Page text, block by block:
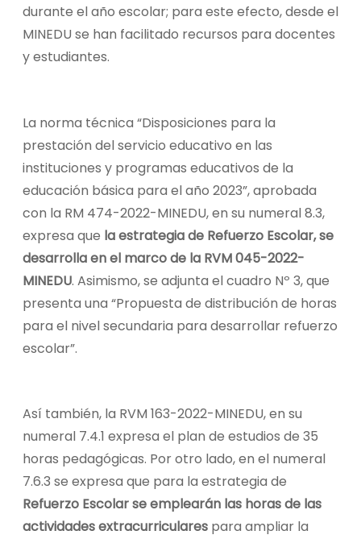
durante el año escolar; para este efecto, desde el
MINEDU se han facilitado recursos para docentes
y estudiantes.
La norma técnica “Disposiciones para la
prestación del servicio educativo en las
instituciones y programas educativos de la
educación básica para el año 2023”, aprobada
con la RM 474-2022-MINEDU, en su numeral 8.3,
expresa que la estrategia de Refuerzo Escolar, se
desarrolla en el marco de la RVM 045-2022-
MINEDU. Asimismo, se adjunta el cuadro Nº 3, que
presenta una “Propuesta de distribución de horas
para el nivel secundaria para desarrollar refuerzo
escolar”.
Así también, la RVM 163-2022-MINEDU, en su
numeral 7.4.1 expresa el plan de estudios de 35
horas pedagógicas. Por otro lado, en el numeral
7.6.3 se expresa que para la estrategia de
Refuerzo Escolar se emplearán las horas de las
actividades extracurriculares para ampliar la